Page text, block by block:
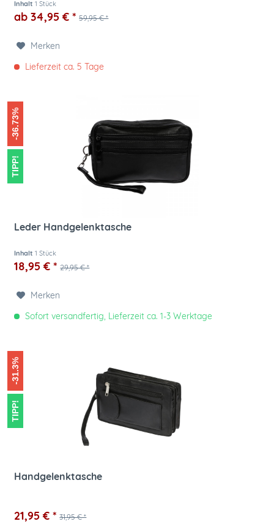
Inhalt1 Stück
ab 34,95 € * 59,95 € *
Merken
Lieferzeit ca. 5 Tage
-36.73%
TIPP!
Leder Handgelenktasche
Inhalt1 Stück
18,95 € * 29,95 € *
Merken
Sofort versandfertig, Lieferzeit ca. 1-3 Werktage
-31.3%
TIPP!
Handgelenktasche
21,95 € * 31,95 € *